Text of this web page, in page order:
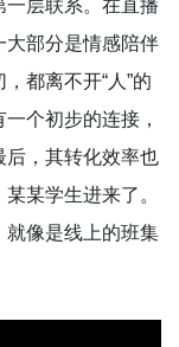
层联系。在直播
大部分是情感陪伴
都离不开“人”的
个初步的连接，
后，其转化效率也
某学生进来了。
就像是线上的班集